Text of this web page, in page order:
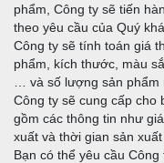
phẩm, Công ty sẽ tiến
theo yêu cầu của Quý
Công ty sẽ tính toán giá
phẩm, kích thước, màu
… và số lượng sản phẩm
Công ty sẽ cung cấp cho
gồm các thông tin như
xuất và thời gian sản
Bạn có thể yêu cầu